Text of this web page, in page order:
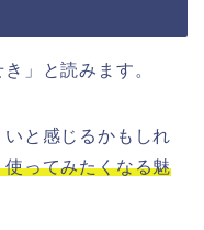
」と読みます。
と感じるかもしれ
ってみたくなる魅